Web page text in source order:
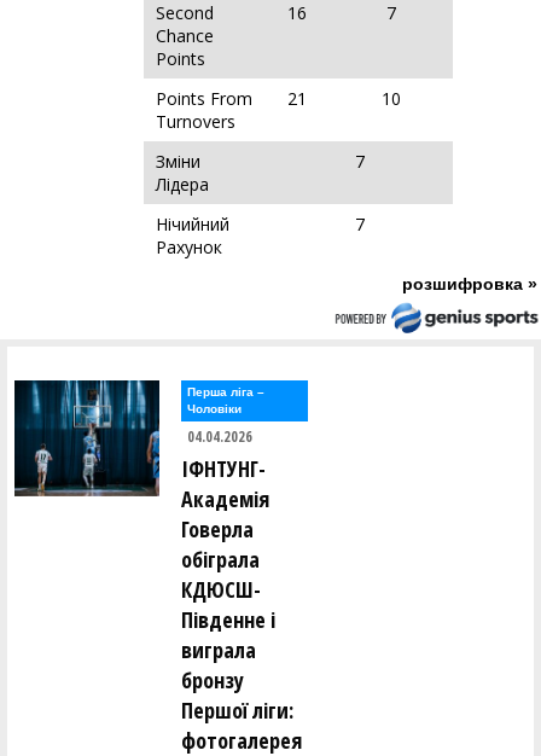
Second
Chance
Points
16 7
Points From
Turnovers
21 10
Зміни
Лідера
7
Нічийний
Рахунок
7
розшифровка »
Перша лiга –
Чоловiки
04.04.2026
ІФНТУНГ-
Академія
Говерла
обіграла
КДЮСШ-
Південне і
виграла
бронзу
Першої ліги:
фотогалерея